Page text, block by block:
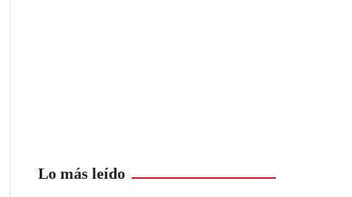
Lo más leído